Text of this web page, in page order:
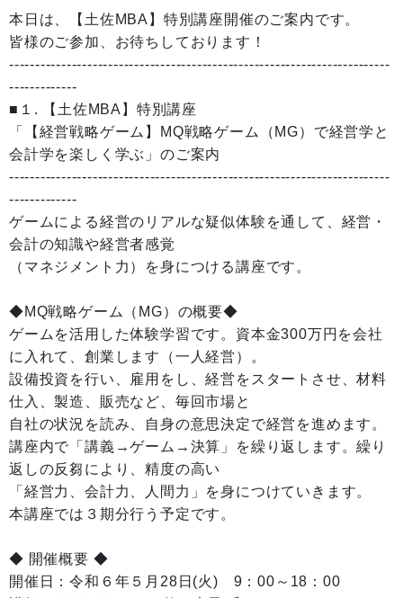
本日は、【土佐MBA】特別講座開催のご案内です。
皆様のご参加、お待ちしております！
-------------------------------------------------------------------------
-------------
■１. 【土佐MBA】特別講座
「【経営戦略ゲーム】MQ戦略ゲーム（MG）で経営学と
会計学を楽しく学ぶ」のご案内
-------------------------------------------------------------------------
-------------
ゲームによる経営のリアルな疑似体験を通して、経営・
会計の知識や経営者感覚
（マネジメント力）を身につける講座です。
◆MQ戦略ゲーム（MG）の概要◆
ゲームを活用した体験学習です。資本金300万円を会社
に入れて、創業します（一人経営）。
設備投資を行い、雇用をし、経営をスタートさせ、材料
仕入、製造、販売など、毎回市場と
自社の状況を読み、自身の意思決定で経営を進めます。
講座内で「講義→ゲーム→決算」を繰り返します。繰り
返しの反芻により、精度の高い
「経営力、会計力、人間力」を身につけていきます。
本講座では３期分行う予定です。
◆ 開催概要 ◆
開催日：令和６年５月28日(火) 9：00～18：00